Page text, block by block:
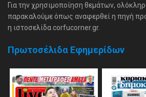
Για την χρησιμοποίηση θεμάτων,
παρακαλούμε όπως αναφερθεί η πηγή
η ιστοσελίδα corfucorner.gr.
Πρωτοσέλιδα Εφημερίδων